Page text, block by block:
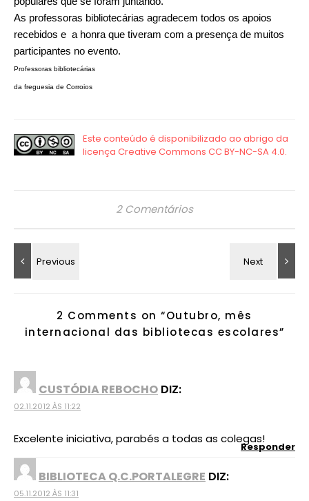
As professoras bibliotecárias agradecem todos os apoios
recebidos e a honra que tiveram com a presença de muitos
participantes no evento.
Professoras bibliotecárias
da freguesia de Corroios
2 Comentários
2 Comments on “Outubro, mês
internacional das bibliotecas escolares”
CUSTÓDIA REBOCHO DIZ:
02.11.2012 ÀS 11:22
Excelente iniciativa, parabés a todas as colegas!
Responder
BIBLIOTECA Q.C.PORTALEGRE DIZ:
05.11.2012 ÀS 11:31